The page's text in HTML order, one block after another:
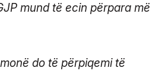
mund të ecin përpara më
do të përpiqemi të